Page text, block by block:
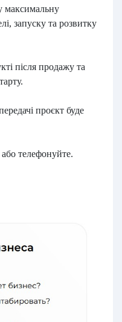
максимальну
запуску та розвитку
після продажу та
проєкт буде
телефонуйте.